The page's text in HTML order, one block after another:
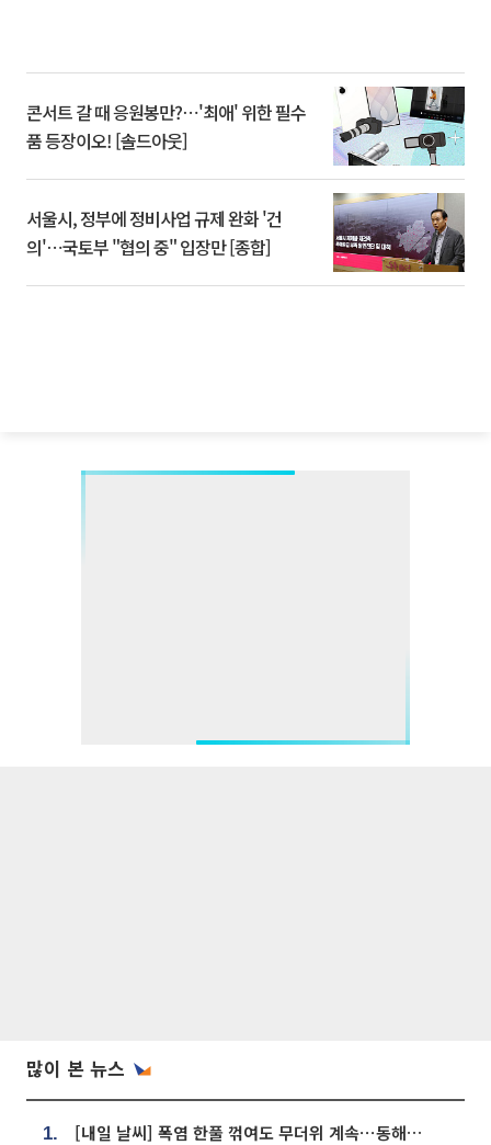
콘서트 갈 때 응원봉만?⋯'최애' 위한 필수
품 등장이오! [솔드아웃]
서울시, 정부에 정비사업 규제 완화 '건
의'⋯국토부 "협의 중" 입장만 [종합]
많이 본 뉴스
1. [내일 날씨] 폭염 한풀 꺾여도 무더위 계속⋯동해안 이틀 연속 비